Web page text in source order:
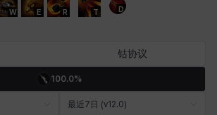
塔齐娅 夏洛特 奇娅拉 妮娅
W E R T D
钴协议
100.0%
最近7日 (v12.0)